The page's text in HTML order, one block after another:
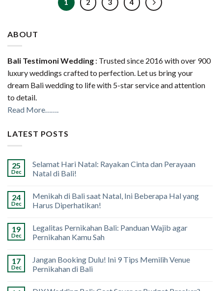
1 2 3 4
ABOUT
Bali Testimoni Wedding : Trusted since 2016 with over 900
luxury weddings crafted to perfection. Let us bring your
dream Bali wedding to life with 5-star service and attention
to detail.
Read More…….
LATEST POSTS
25
Dec
Selamat Hari Natal: Rayakan Cinta dan Perayaan
Natal di Bali!
24
Dec
Menikah di Bali saat Natal, Ini Beberapa Hal yang
Harus Diperhatikan!
19
Dec
Legalitas Pernikahan Bali: Panduan Wajib agar
Pernikahan Kamu Sah
17
Dec
Jangan Booking Dulu! Ini 9 Tips Memilih Venue
Pernikahan di Bali